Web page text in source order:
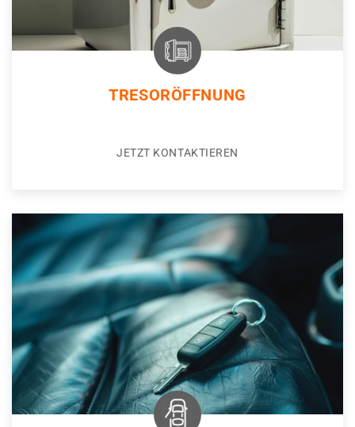
TRESORÖFFNUNG
JETZT KONTAKTIEREN